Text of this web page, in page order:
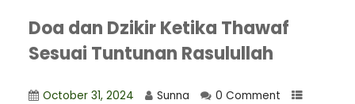
Doa dan Dzikir Ketika Thawaf
Sesuai Tuntunan Rasulullah
October 31, 2024 Sunna
0 Comment